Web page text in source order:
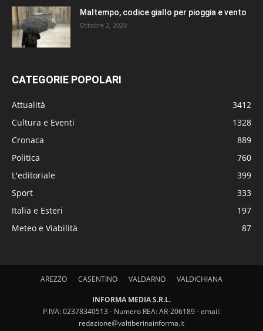
Maltempo, codice giallo per pioggia e vento
Ottobre 2, 2020
CATEGORIE POPOLARI
Attualità
3412
Cultura e Eventi
1328
Cronaca
889
Politica
760
L'editoriale
399
Sport
333
Italia e Esteri
197
Meteo e Viabilità
87
AREZZO CASENTINO VALDARNO VALDICHIANA
INFORMA MEDIA S.R.L.
P.IVA: 02378340513 - Numero REA: AR-206189 - email:
redazione@valtiberinainforma.it